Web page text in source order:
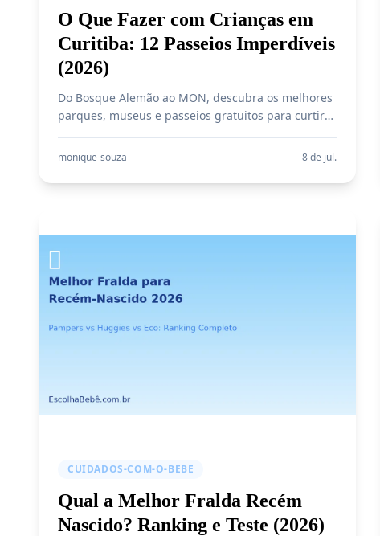
O Que Fazer com Crianças em
Curitiba: 12 Passeios Imperdíveis
(2026)
Do Bosque Alemão ao MON, descubra os melhores
parques, museus e passeios gratuitos para curtir
monique-souza 8 de jul.
CUIDADOS-COM-O-BEBE
Qual a Melhor Fralda Recém
Nascido? Ranking e Teste (2026)